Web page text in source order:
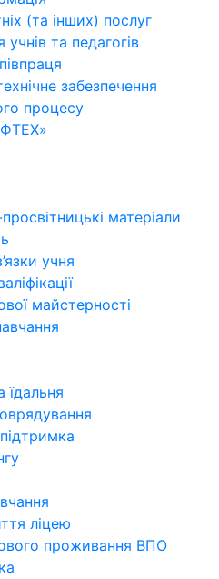
(та інших) послуг
учнів та педагогів
забезпечення
процесу
матеріали
учня
майстерності
їдальня
ліцею
проживання ВПО